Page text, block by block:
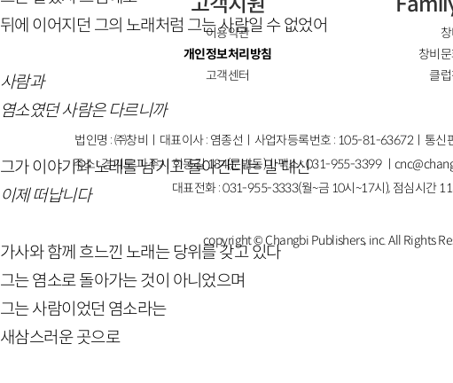
뒤에 이어지던 그의 노래처럼 그는 사람일 수 없었어
사람과
염소였던 사람은 다르니까
그가 이야기와 노래를 남기고 돌아간다는 말 대신
이제 떠납니다
가사와 함께 흐느낀 노래는 당위를 갖고 있다
그는 염소로 돌아가는 것이 아니었으며
그는 사람이었던 염소라는
새삼스러운 곳으로
이용약관
개인정보처리방침
고객센터
창비
클
법인명 : ㈜창비ㅣ대표이사 : 염종선ㅣ사업자등록번호 : 105-81-63672ㅣ통
주소 : 경기도 파주시 회동길 184(문발동)ㅣ팩스 : 031-955-3399 ㅣ
대표전화 : 031-955-3333(월~금 10시~17시), 점심시간
copyright © Changbi Publishers, inc. All Rights